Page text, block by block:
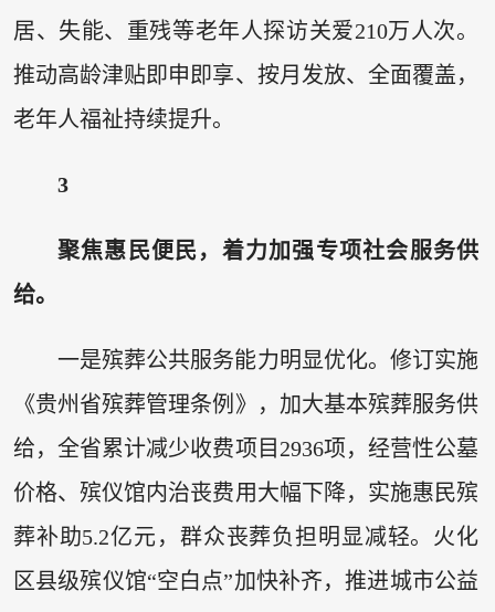
居、失能、重残等老年人探访关爱210万人次。
推动高龄津贴即申即享、按月发放、全面覆盖，
老年人福祉持续提升。
3
聚焦惠民便民，着力加强专项社会服务供
给。
一是殡葬公共服务能力明显优化。修订实施
《贵州省殡葬管理条例》，加大基本殡葬服务供
给，全省累计减少收费项目2936项，经营性公墓
价格、殡仪馆内治丧费用大幅下降，实施惠民殡
葬补助5.2亿元，群众丧葬负担明显减轻。火化
区县级殡仪馆“空白点”加快补齐，推进城市公益